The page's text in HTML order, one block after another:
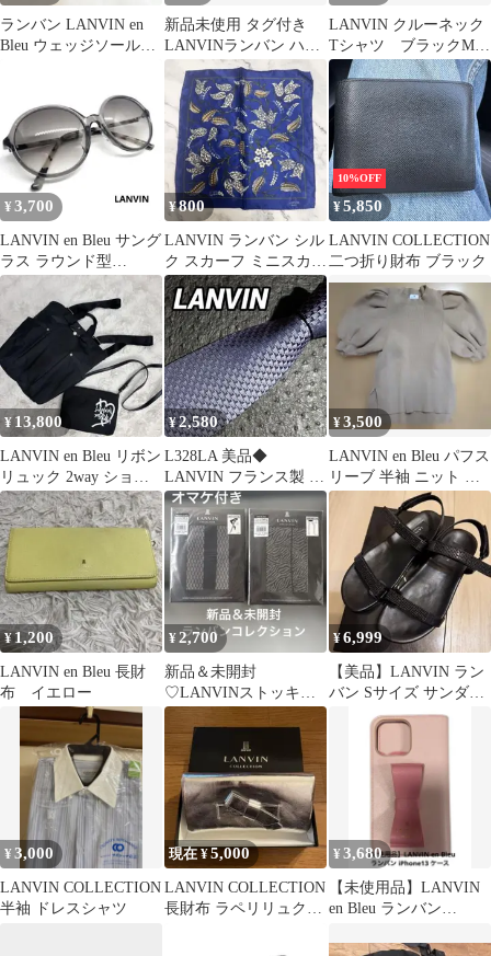
ランバン LANVIN en
Bleu ウェッジソールサ
新品未使用 タグ付き
LANVINランバン ハン
カチタオル ピンク バ
ラ柄
LANVIN クルーネック
Tシャツ ブラックMサ
イズ
¥ 3,700
LANVIN en Bleu サング
ラス ラウンド型
SLB008J
¥800
LANVIN ランバン シル
ク スカーフ ミニスカー
フ ブルー お花
10%OFF
¥5,850
LANVIN COLLECTION
二つ折り財布 ブラック
¥ 13,800
LANVIN en Bleu リボン
リュック 2way ショル
ダーバッグ付
¥2,580
L328LA 美品◆
LANVIN フランス製 パ
ターン柄ウイスタリア
系ネクタイ
¥3,500
LANVIN en Bleu パフス
リーブ 半袖 ニット ベ
ージュ 38
¥1,200
LANVIN en Bleu 長財
布 イエロー
¥2,700
新品＆未開封
♡LANVINストッキン
グ M-L♡2足＆オマケ
付き♡定価3780円
¥6,999
【美品】LANVIN ラン
バン Sサイズ サンダル
¥3,000
LANVIN COLLECTION
半袖 ドレスシャツ
現在 ¥5,000
LANVIN COLLECTION
長財布 ラペリリュクス
¥3,680
【未使用品】LANVIN
en Bleu ランバン